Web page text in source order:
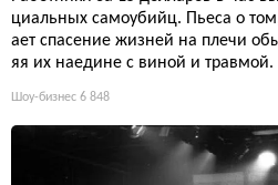
циальных самоубийц. Пьеса о
ает спасение жизней на плечи
яя их наедине с виной и травмой.
Шоу-бизнес 6 848